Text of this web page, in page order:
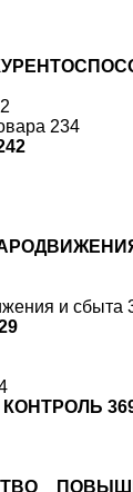
234
и сбыта